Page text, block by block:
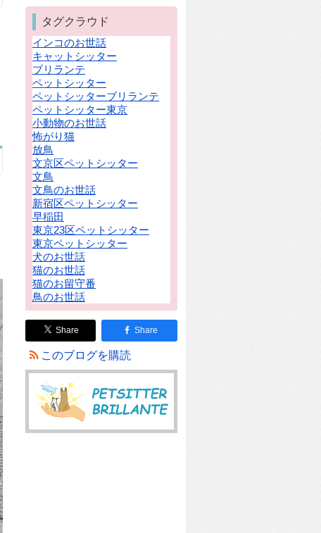
タグクラウド
インコのお世話
キャットシッター
ブリランテ
ペットシッター
ペットシッターブリランテ
ペットシッター東京
小動物のお世話
怖がり猫
放鳥
文京区ペットシッター
文鳥
文鳥のお世話
新宿区ペットシッター
早稲田
東京23区ペットシッター
東京ペットシッター
犬のお世話
猫のお世話
猫のお留守番
鳥のお世話
Share Share
このブログを購読